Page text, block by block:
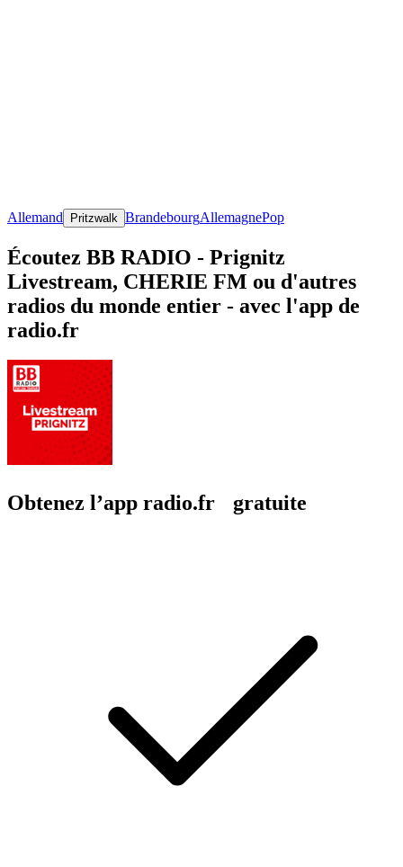
Allemand Pritzwalk BrandebourgAllemagnePop
Écoutez BB RADIO - Prignitz
Livestream, CHERIE FM ou d'autres
radios du monde entier - avec l'app de
radio.fr
Obtenez l’app radio.fr gratuite